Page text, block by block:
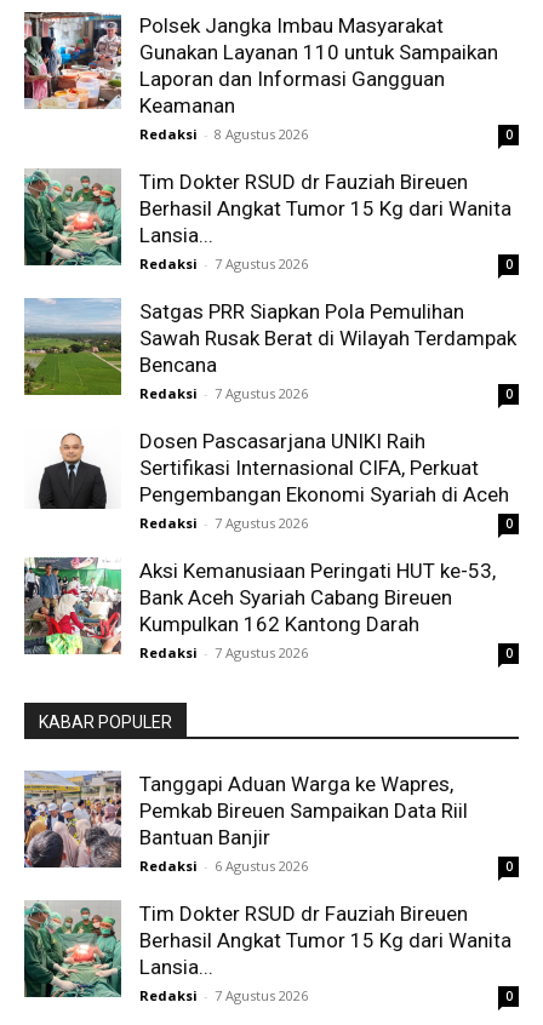
Polsek Jangka Imbau Masyarakat
Gunakan Layanan 110 untuk Sampaikan
Laporan dan Informasi Gangguan
Keamanan
Redaksi - 8 Agustus 2026 0
Tim Dokter RSUD dr Fauziah Bireuen
Berhasil Angkat Tumor 15 Kg dari Wanita
Lansia...
Redaksi - 7 Agustus 2026 0
Satgas PRR Siapkan Pola Pemulihan
Sawah Rusak Berat di Wilayah Terdampak
Bencana
Redaksi - 7 Agustus 2026 0
Dosen Pascasarjana UNIKI Raih
Sertifikasi Internasional CIFA, Perkuat
Pengembangan Ekonomi Syariah di Aceh
Redaksi - 7 Agustus 2026 0
Aksi Kemanusiaan Peringati HUT ke-53,
Bank Aceh Syariah Cabang Bireuen
Kumpulkan 162 Kantong Darah
Redaksi - 7 Agustus 2026 0
KABAR POPULER
Tanggapi Aduan Warga ke Wapres,
Pemkab Bireuen Sampaikan Data Riil
Bantuan Banjir
Redaksi - 6 Agustus 2026 0
Tim Dokter RSUD dr Fauziah Bireuen
Berhasil Angkat Tumor 15 Kg dari Wanita
Lansia...
Redaksi - 7 Agustus 2026 0